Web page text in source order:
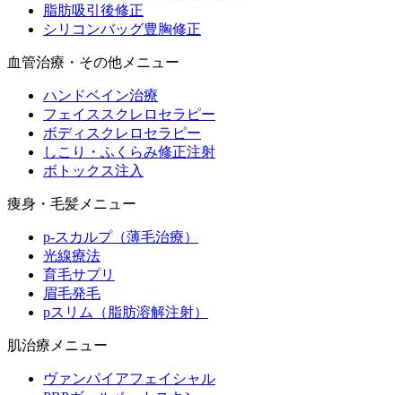
脂肪吸引後修正
シリコンバッグ豊胸修正
血管治療・その他メニュー
ハンドベイン治療
フェイススクレロセラピー
ボディスクレロセラピー
しこり・ふくらみ修正注射
ボトックス注入
痩身・毛髪メニュー
p-スカルプ（薄毛治療）
光線療法
育毛サプリ
眉毛発毛
pスリム（脂肪溶解注射）
肌治療メニュー
ヴァンパイアフェイシャル